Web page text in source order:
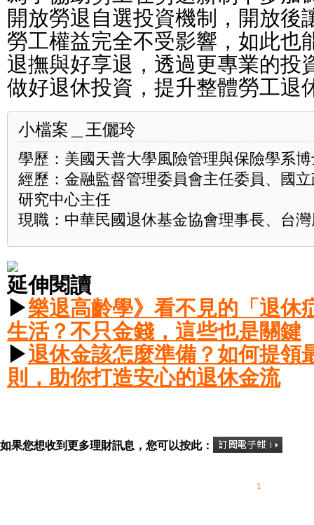
開放勞退自選投資機制，開放後
勞工權益完全不受影響，如此也
退撫與好享退，透過更專業的投
做好退休投資，提升整體勞工退
小檔案＿王儷玲
學歷：美國天普大學風險管理與保險學系
經歷：金融監督管理委員會主任委員、國
研究中心主任
現職：中華民國退休基金協會理事長、台
延伸閱讀
▶樂退高齡學》看不見的「退休
生活？不只金錢，這些也是關鍵
▶退休金該怎麼準備？如何提領
則，助你打造安心的退休金流
如果您想收到更多理財訊息，您可以按此：
1